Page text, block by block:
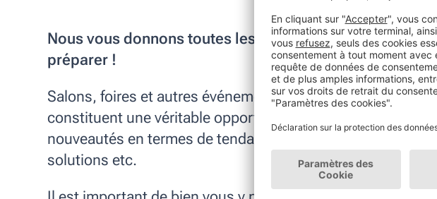
Nous vous donnons toutes les astuces pour vous y
préparer !
Salons, foires et autres événements professionnels
constituent une véritable opportunité d’en savoir plus sur les
nouveautés en termes de tendances, technologies,
solutions etc.